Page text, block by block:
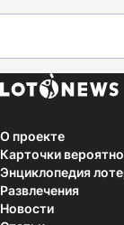
О проекте
Карточки
Энциклопедия
Развлечения
Новости